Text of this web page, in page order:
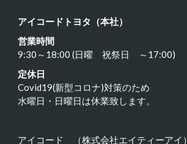
アイコードトヨタ（本社）
営業時間
9:30～18:00 (日曜 祝祭日 ～17:00)
定休日
Covid19(新型コロナ)対策のため
水曜日・日曜日は休業致します。
アイコード （株式会社エイティーアイ）